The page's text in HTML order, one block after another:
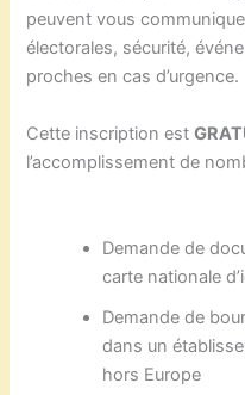
peuvent vous
électorales, sécurité,
proches en cas d’urgence.
Cette inscription est
l’accomplissement de
Demande de
carte nationale
Demande de
dans un
hors Europe